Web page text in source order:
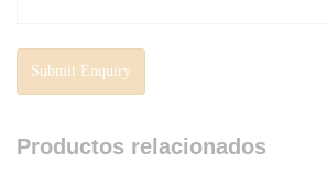
Productos relacionados